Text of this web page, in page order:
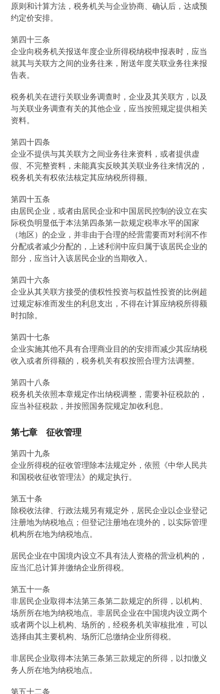
原则和计算方法，税务机关与企业协商、确认后，达成预
约定价安排。
第四十三条
企业向税务机关报送年度企业所得税纳税申报表时，应当
就其与关联方之间的业务往来，附送年度关联业务往来报
告表。
税务机关在进行关联业务调查时，企业及其关联方，以及
与关联业务调查有关的其他企业，应当按照规定提供相关
资料。
第四十四条
企业不提供与其关联方之间业务往来资料，或者提供虚
假、不完整资料，未能真实反映其关联业务往来情况的，
税务机关有权依法核定其应纳税所得额。
第四十五条
由居民企业，或者由居民企业和中国居民控制的设立在实
际税负明显低于本法第四条第一款规定税率水平的国家
（地区）的企业，并非由于合理的经营需要而对利润不作
分配或者减少分配的，上述利润中应归属于该居民企业的
部分，应当计入该居民企业的当期收入。
第四十六条
企业从其关联方接受的债权性投资与权益性投资的比例超
过规定标准而发生的利息支出，不得在计算应纳税所得额
时扣除。
第四十七条
企业实施其他不具有合理商业目的的安排而减少其应纳税
收入或者所得额的，税务机关有权按照合理方法调整。
第四十八条
税务机关依照本章规定作出纳税调整，需要补征税款的，
应当补征税款，并按照国务院规定加收利息。
第七章 征收管理
第四十九条
企业所得税的征收管理除本法规定外，依照《中华人民共
和国税收征收管理法》的规定执行。
第五十条
除税收法律、行政法规另有规定外，居民企业以企业登记
注册地为纳税地点；但登记注册地在境外的，以实际管理
机构所在地为纳税地点。
居民企业在中国境内设立不具有法人资格的营业机构的，
应当汇总计算并缴纳企业所得税。
第五十一条
非居民企业取得本法第三条第二款规定的所得，以机构、
场所所在地为纳税地点。非居民企业在中国境内设立两个
或者两个以上机构、场所的，经税务机关审核批准，可以
选择由其主要机构、场所汇总缴纳企业所得税。
非居民企业取得本法第三条第三款规定的所得，以扣缴义
务人所在地为纳税地点。
第五十二条